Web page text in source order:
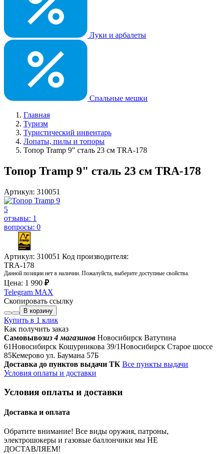
Луки и арбалеты
Спальные мешки
Главная
Туризм
Туристический инвентарь
Лопаты, пилы и топоры
Топор Tramp 9" сталь 23 см TRA-178
Топор Tramp 9" сталь 23 см TRA-178
Артикул: 310051
5
отзывы: 1
вопросы: 0
Артикул: 310051 Код производителя:
TRA-178
Данной позиции нет в наличии. Пожалуйста, выберите доступные свойства.
Цена: 1 990 ₽
Telegram MAX
Скопировать ссылку
В корзину
Купить в 1 клик
Как получить заказ
Самовывозиз 4 магазинов Новосибирск Ватутина
61Новосибирск Кошурникова 39/1Новосибирск Старое шоссе
85Кемерово ул. Баумана 57Б
Доставка до пунктов выдачи ТК Все пункты выдачи
Условия оплаты и доставки
Условия оплаты и доставки
Доставка и оплата
Обратите внимание! Все виды оружия, патроны,
электрошокеры и газовые баллончики мы НЕ
ДОСТАВЛЯЕМ!